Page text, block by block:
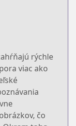
rýchle
viac ako
čo